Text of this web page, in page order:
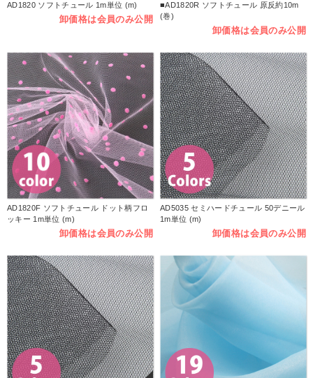
AD1820 ソフトチュール 1m単位 (m)
卸価格は会員のみ公開
■AD1820R ソフトチュール 原反約10m
(巻)
卸価格は会員のみ公開
AD1820F ソフトチュール ドット柄フロ
ッキー 1m単位 (m)
卸価格は会員のみ公開
AD5035 セミハードチュール 50デニール
1m単位 (m)
卸価格は会員のみ公開